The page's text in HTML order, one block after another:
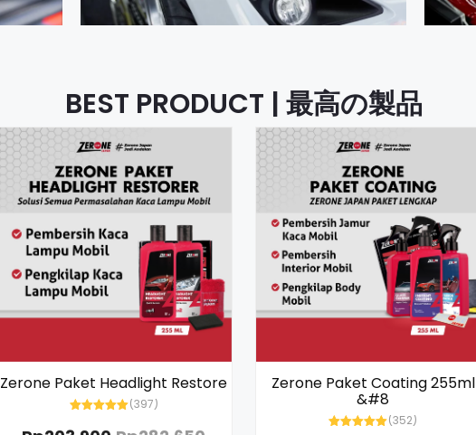
BEST PRODUCT | 最高の製品
Zerone Paket Headlight Restore
out of 5
(397)
Zerone Paket Coating 255ml
&#8
(352)